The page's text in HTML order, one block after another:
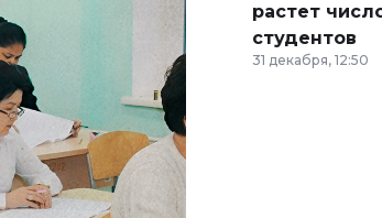
растет
студентов
31 декабря, 12:50